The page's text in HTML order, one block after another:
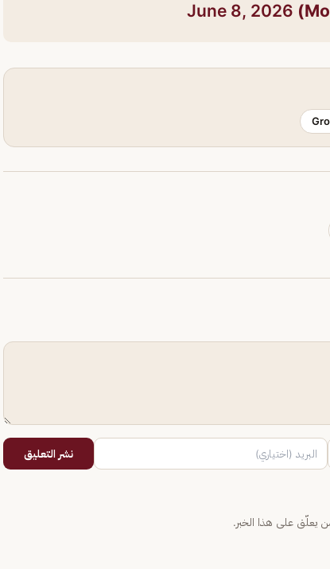
June 8, 2026
نشر التعليق
يعلّق على هذا الخبر.